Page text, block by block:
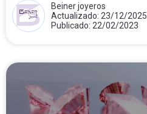
Beiner joyeros
Actualizado: 23/12/2025
Publicado: 22/02/2023